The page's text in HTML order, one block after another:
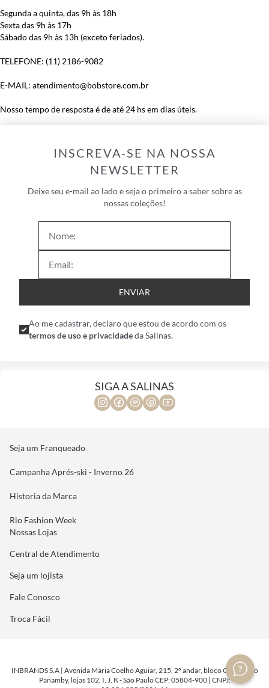
Segunda a quinta, das 9h às 18h
Sexta das 9h às 17h
Sábado das 9h às 13h (exceto feriados).
TELEFONE: (11) 2186-9082
E-MAIL: atendimento@bobstore.com.br
Nosso tempo de resposta é de até 24 hs em dias úteis.
INSCREVA-SE NA NOSSA
NEWSLETTER
Deixe seu e-mail ao lado e seja o primeiro a saber sobre as
nossas coleções!
ENVIAR
Ao me cadastrar, declaro que estou de acordo com os
termos de uso e privacidadeda Salinas.
SIGA A SALINAS
Seja um Franqueado
Campanha Aprés-ski - Inverno 26
Historia da Marca
Rio Fashion Week
Nossas Lojas
Central de Atendimento
Seja um lojista
Fale Conosco
Troca Fácil
INBRANDS S.A | Avenida Maria Coelho Aguiar, 215, 2º andar, bloco C/E/G, Piso
Panamby, lojas 102, I, J, K - São Paulo CEP: 05804-900 | CNPJ: